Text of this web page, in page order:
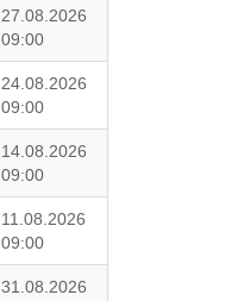
27.08.2026
09:00
24.08.2026
09:00
14.08.2026
09:00
11.08.2026
09:00
31.08.2026